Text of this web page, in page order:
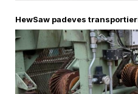
HewSaw padeves